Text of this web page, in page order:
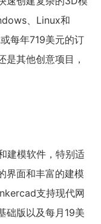
、Linux和
每年719美元的订
是其他创意项目，
建模软件，特别适
界面和丰富的建模
支持现代网
础版以及每月19美